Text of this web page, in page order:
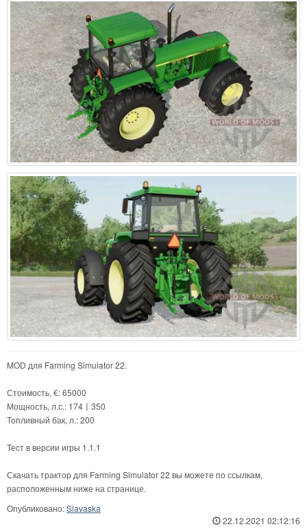
MOD для Farming Simulator 22.
Стоимость, €: 65000
Мощность, л.с.: 174〡350
Топливный бак, л.: 200
Тест в версии игры 1.1.1
Скачать трактор для Farming Simulator 22 вы можете по ссылкам,
расположенным ниже на странице.
Опубликовано:Slavaska
22.12.2021 02:12:16